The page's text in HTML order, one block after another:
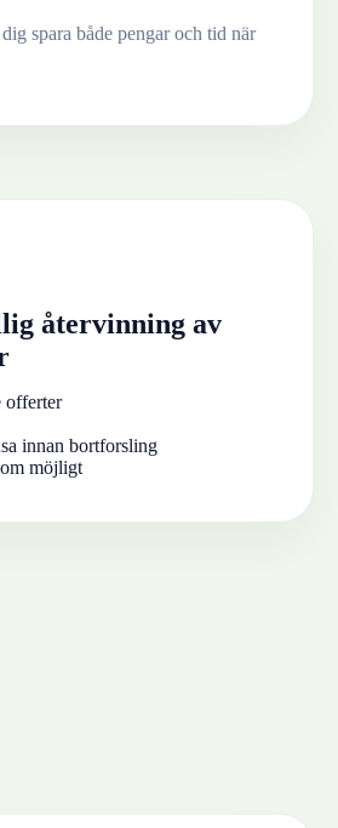
spara både pengar och tid när
återvinning av
offerter
innan bortforsling
möjligt